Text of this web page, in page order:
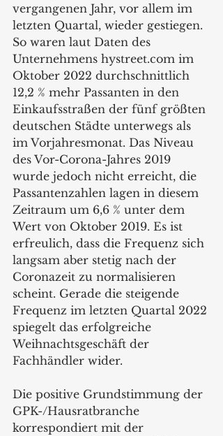
vergangenen Jahr, vor allem im
letzten Quartal, wieder gestiegen.
So waren laut Daten des
Unternehmens hystreet.com im
Oktober 2022 durchschnittlich
12,2 % mehr Passanten in den
Einkaufsstraßen der fünf größten
deutschen Städte unterwegs als
im Vorjahresmonat. Das Niveau
des Vor-Corona-Jahres 2019
wurde jedoch nicht erreicht, die
Passantenzahlen lagen in diesem
Zeitraum um 6,6 % unter dem
Wert von Oktober 2019. Es ist
erfreulich, dass die Frequenz sich
langsam aber stetig nach der
Coronazeit zu normalisieren
scheint. Gerade die steigende
Frequenz im letzten Quartal 2022
spiegelt das erfolgreiche
Weihnachtsgeschäft der
Fachhändler wider.
Die positive Grundstimmung der
GPK-/Hausratbranche
korrespondiert mit der